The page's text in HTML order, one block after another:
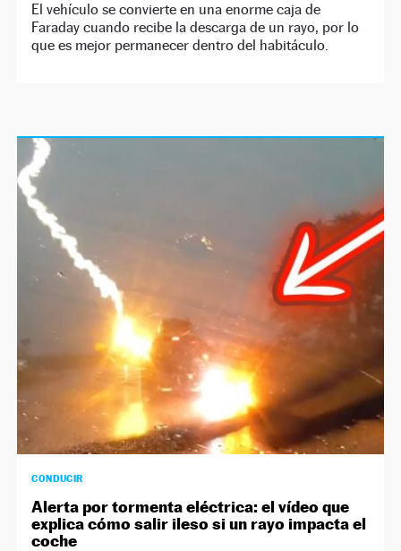
El vehículo se convierte en una enorme caja de
Faraday cuando recibe la descarga de un rayo, por lo
que es mejor permanecer dentro del habitáculo.
CONDUCIR
Alerta por tormenta eléctrica: el vídeo que
explica cómo salir ileso si un rayo impacta el
coche